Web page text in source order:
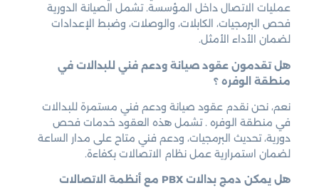
عمليات الاتصال داخل المؤسسة. تشمل الصيانة الدورية
فحص البرمجيات، الكابلات، والوصلات، وضبط الإعدادات
لضمان الأداء الأمثل.
هل تقدمون عقود صيانة ودعم فني للبدالات في
منطقة الوفره ؟
نعم، نحن نقدم عقود صيانة ودعم فني مستمرة للبدالات
في منطقة الوفره . تشمل هذه العقود خدمات فحص
دورية، تحديث البرمجيات، ودعم فني متاح على مدار الساعة
لضمان استمرارية عمل نظام الاتصالات بكفاءة.
هل يمكن دمج بدالات PBX مع أنظمة الاتصالات